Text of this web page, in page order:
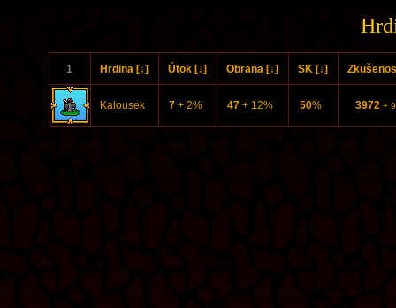
1 Hrdina [↓] Útok [↓] Obrana [↓] SK [↓]
Kalousek 7 + 2% 47 + 12% 50% 3972 +